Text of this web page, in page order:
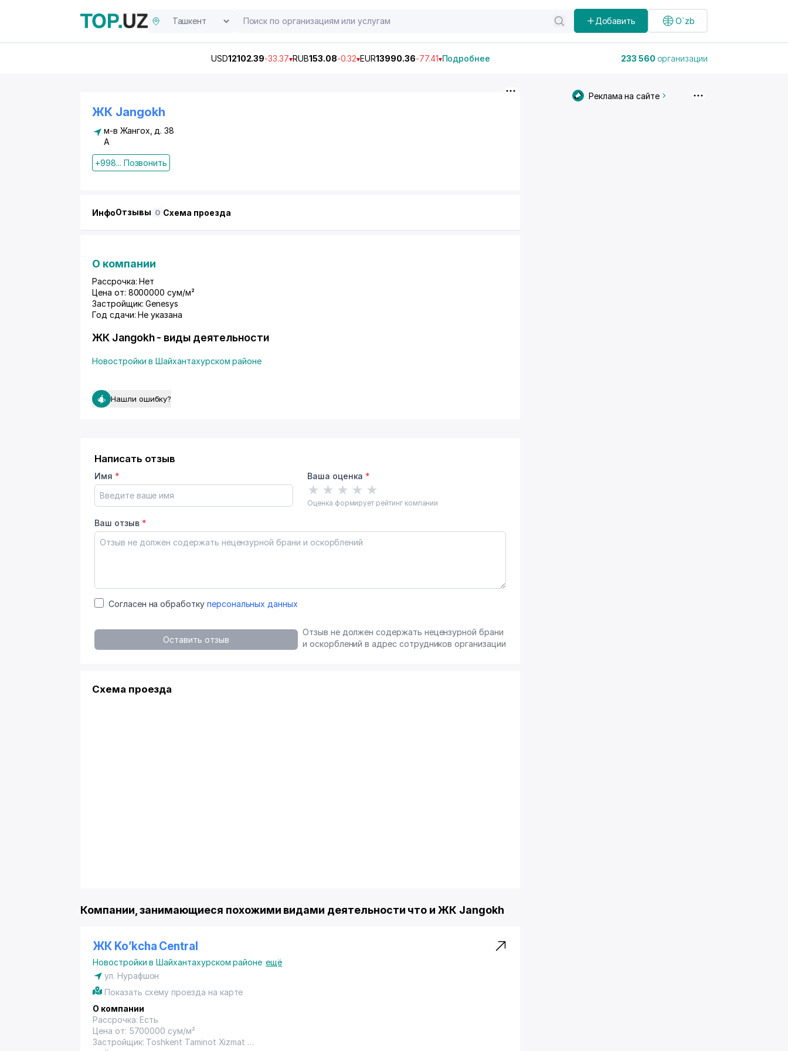
Добавить O`zb
USD12102.39-33.37 RUB153.08-0.32 EUR13990.36-77.41 Подробнее 233 560 организации
ЖК Jangokh
м-в Жангох, д. 38
А
+998... Позвонить
ИнфоОтзывы 0 Схема проезда
О компании
Рассрочка: Нет
Цена от: 8000000 сум/м²
Застройщик: Genesys
Год сдачи: Не указана
ЖК Jangokh - виды деятельности
Новостройки в Шайхантахурском районе
Нашли ошибку?
Написать отзыв
Имя * Ваша оценка *
★ ★ ★ ★ ★
Оценка формирует рейтинг компании
Ваш отзыв *
Согласен на обработку персональных данных
Оставить отзыв
Отзыв не должен содержать нецензурной брани
и оскорблений в адрес сотрудников организации
Схема проезда
Компании, занимающиеся похожими видами деятельности что и ЖК Jangokh
ЖК Ko’kcha Central
Новостройки в Шайхантахурском районе ещё
ул. Нурафшон
Показать схему проезда на карте
О компании
Рассрочка: Есть
Цена от: 5700000 сум/м²
Застройщик: Toshkent Taminot Xizmat
Реклама на сайте